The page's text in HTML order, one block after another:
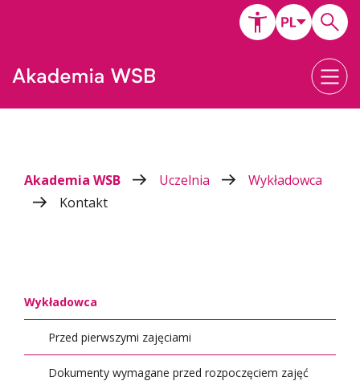
Akademia WSB Uczelnia
Wykładowca
Kontakt
Wykładowca
Przed pierwszymi zajęciami
Dokumenty wymagane przed rozpoczęciem zajęć